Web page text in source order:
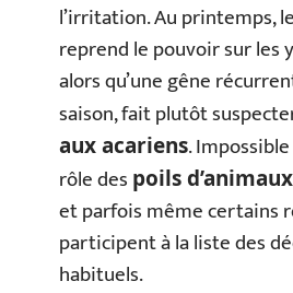
l’irritation. Au printemps, le
reprend le pouvoir sur les
alors qu’une gêne
saison, fait plutôt
aux acariens.
rôle des poils d’animaux
et parfois même certains
participent à la liste des
habituels.